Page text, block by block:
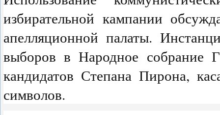
избирательной кампании
апелляционной палаты.
выборов в Народное собрание
кандидатов Степана Пирона,
символов.